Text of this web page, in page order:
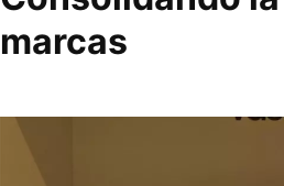
marcas